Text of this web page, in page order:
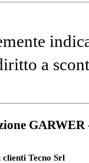
a
clienti Tecno Srl